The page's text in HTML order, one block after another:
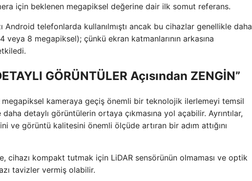
için beklenen megapiksel değerine dair ilk somut referans.
telefonlarda kullanılmıştı ancak bu cihazlar genellikle daha
8 megapiksel); çünkü ekran katmanlarının arkasına
GÖRÜNTÜLER Açısından ZENGİN”
megapiksel kameraya geçiş önemli bir teknolojik ilerlemeyi temsil
detaylı görüntülerin ortaya çıkmasına yol açabilir. Ayrıntılar,
ve görüntü kalitesini önemli ölçüde artıran bir adım attığını
cihazı kompakt tutmak için LiDAR sensörünün olmaması ve optik
tavizler vermiş olabilir.